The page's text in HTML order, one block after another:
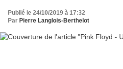
Publié le 24/10/2019 à 17:32
Par Pierre Langlois-Berthelot